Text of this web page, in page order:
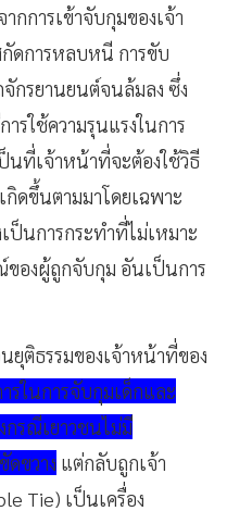
การเข้าจับกุมของเจ้า
ดการหลบหนี การขับ
กรยานยนต์จนล้มลง ซึ่ง
รใช้ความรุนแรงในการ
นที่เจ้าหน้าที่จะต้องใช้วิธี
ดขึ้นตามมาโดยเฉพาะ
ป็นการกระทำที่ไม่เหมาะ
องผู้ถูกจับกุม อันเป็นการ
ยุติธรรมของเจ้าหน้าที่ของ
รในการจับกุมเด็กและ
รณีเยาวชนไม่มี
ขวาง แต่กลับถูกเจ้า
Tie) เป็นเครื่อง